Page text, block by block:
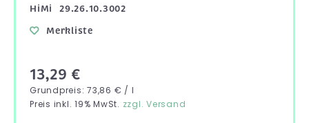
HiMi
29.26.10.3002
Merkliste
13,29 €
Grundpreis: 73,86 € / l
Preis inkl. 19% MwSt. zzgl. Versand